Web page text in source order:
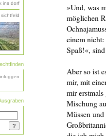
»Und, was
möglichen
einem
Spaß!«,
Aber so ist
mir, mit
mir
Mischung
Müssen
ins dorf
sichtfeld